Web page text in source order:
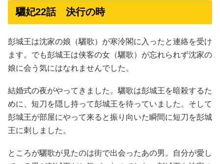
驪妃22話 決行の時
彭城王は沈家の娘（驪歌）が寒泠閣に入ったと連絡を受け
ます。でも彭城王は侠客の女（驪歌）が忘れられず沈家の
娘に会う気にはなれませんでした。
結婚式の夜がやってきました。驪歌は彭城王を暗殺するた
めに、短刀を隠し持って彭城王を待っていました。そして
彭城王が部屋にやって来ると振り向いた瞬間に短刀を彭城
王に刺しました。
ところが驪歌が見たのは街で出会ったあの男。自分が愛し